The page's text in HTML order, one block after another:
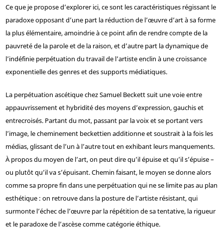
Ce que je propose d’explorer ici, ce sont les caractéristiques régissant le
paradoxe opposant d’une part la réduction de l’œuvre d’art à sa forme
la plus élémentaire, amoindrie à ce point afin de rendre compte de la
pauvreté de la parole et de la raison, et d’autre part la dynamique de
l’indéfinie perpétuation du travail de l’artiste enclin à une croissance
exponentielle des genres et des supports médiatiques.
La perpétuation ascétique chez Samuel Beckett suit une voie entre
appauvrissement et hybridité des moyens d’expression, gauchis et
entrecroisés. Partant du mot, passant par la voix et se portant vers
l’image, le cheminement beckettien additionne et soustrait à la fois les
médias, glissant de l’un à l’autre tout en exhibant leurs manquements.
À propos du moyen de l’art, on peut dire qu’il épuise et qu’il s’épuise –
ou plutôt qu’il va s’épuisant. Chemin faisant, le moyen se donne alors
comme sa propre fin dans une perpétuation qui ne se limite pas au plan
esthétique : on retrouve dans la posture de l’artiste résistant, qui
surmonte l’échec de l’œuvre par la répétition de sa tentative, la rigueur
et le paradoxe de l’ascèse comme catégorie éthique.